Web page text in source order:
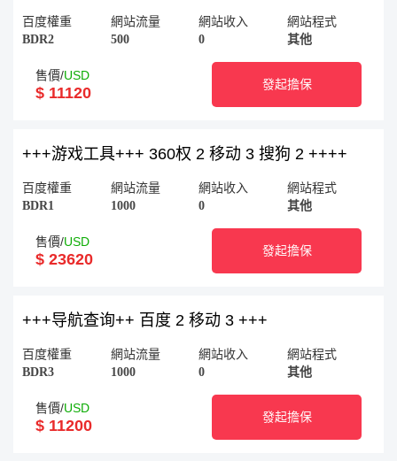
百度權重
BDR2
網站流量
500
網站收入
0
網站程式
其他
售價/USD
$ 11120 發起擔保
+++游戏工具+++ 360权 2 移动 3 搜狗 2 ++++
百度權重
BDR1
網站流量
1000
網站收入
0
網站程式
其他
售價/USD
$ 23620 發起擔保
+++导航查询++ 百度 2 移动 3 +++
百度權重
BDR3
網站流量
1000
網站收入
0
網站程式
其他
售價/USD
$ 11200 發起擔保